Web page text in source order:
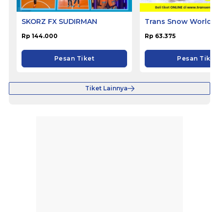
SKORZ FX SUDIRMAN
Rp 144.000
Pesan Tiket
Trans Snow World
Rp 63.375
Pesan Tiket
Tiket Lainnya